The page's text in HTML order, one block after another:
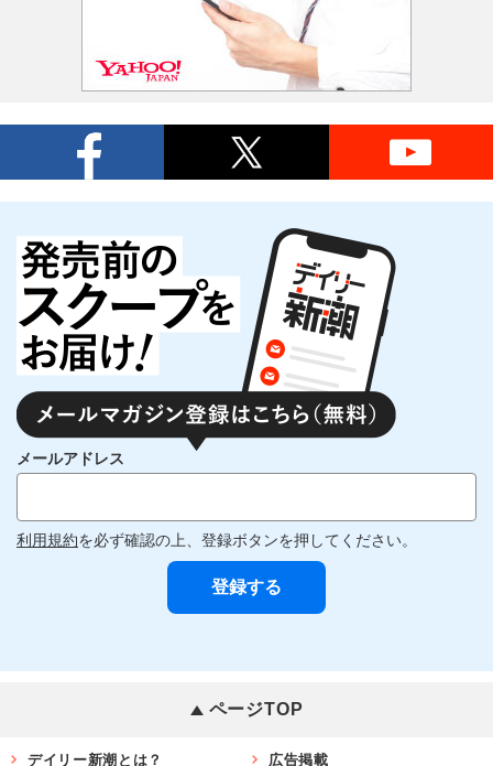
メールアドレス
利用規約を必ず確認の上、登録ボタンを押してください。
ページTOP
デイリー新潮とは？ 広告掲載